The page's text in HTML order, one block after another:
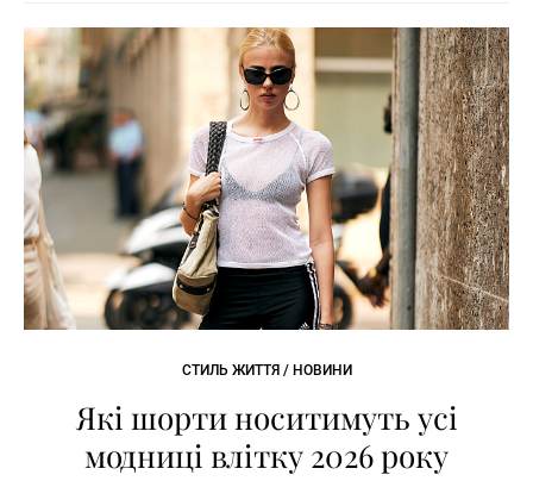
СТИЛЬ ЖИТТЯ / НОВИНИ
Які шорти носитимуть усі
модниці влітку 2026 року